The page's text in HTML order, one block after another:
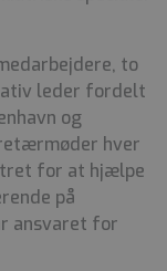
to
leder fordelt
og
hver
for at hjælpe
på
ansvaret for